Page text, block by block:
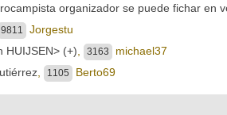
organizador se puede fichar en
9811
Jorgestu
HUIJSEN> (+)
3163
michael37
1105 Berto69